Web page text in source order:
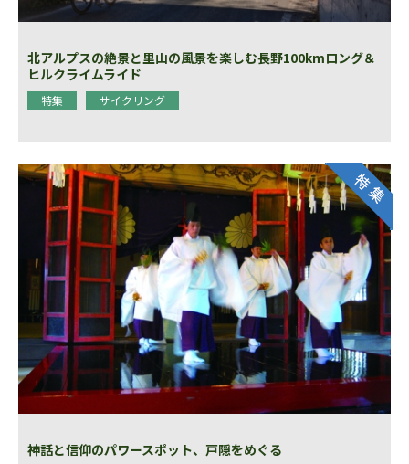
北アルプスの絶景と里山の風景を楽しむ長野100kmロング＆
ヒルクライムライド
特集 サイクリング
神話と信仰のパワースポット、戸隠をめぐる